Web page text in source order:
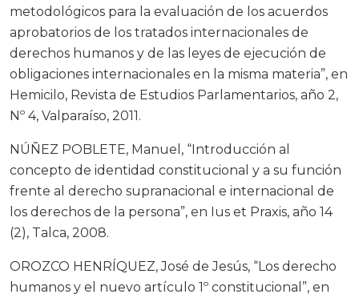
metodológicos para la evaluación de los acuerdos
aprobatorios de los tratados internacionales de
derechos humanos y de las leyes de ejecución de
obligaciones internacionales en la misma materia”, en
Hemicilo, Revista de Estudios Parlamentarios, año 2,
Nº 4, Valparaíso, 2011.
NÚÑEZ POBLETE, Manuel, “Introducción al
concepto de identidad constitucional y a su función
frente al derecho supranacional e internacional de
los derechos de la persona”, en Ius et Praxis, año 14
(2), Talca, 2008.
OROZCO HENRÍQUEZ, José de Jesús, “Los derecho
humanos y el nuevo artículo 1º constitucional”, en